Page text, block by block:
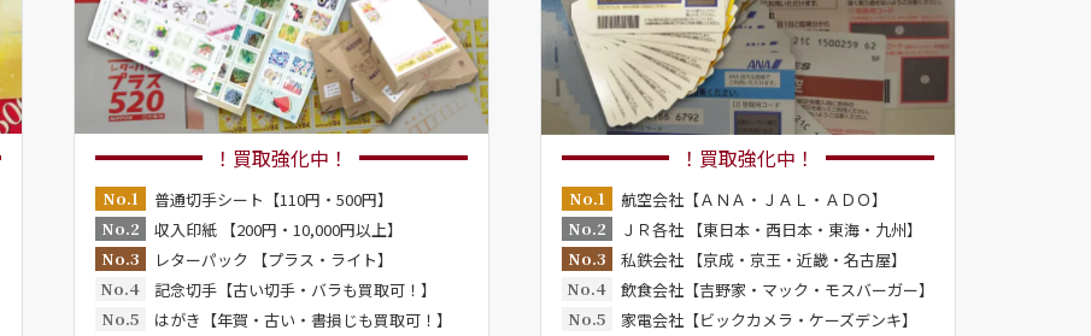
！買取強化中！
No.1
普通切手シート【110円・500円】
No.2
収入印紙 【200円・10,000円以上】
No.3
レターパック 【プラス・ライト】
No.4
記念切手【古い切手・バラも買取可！】
No.5
はがき【年賀・古い・書損じも買取可！】
！買取強化中！
No.1
航空会社【ＡＮＡ・ＪＡＬ・ＡＤＯ】
No.2
ＪＲ各社 【東日本・西日本・東海・九州】
No.3
私鉄会社 【京成・京王・近畿・名古屋】
No.4
飲食会社【吉野家・マック・モスバーガー】
No.5
家電会社【ビックカメラ・ケーズデンキ】